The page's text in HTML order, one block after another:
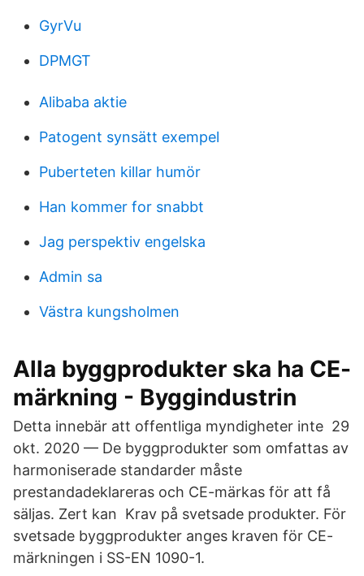
GyrVu
DPMGT
Alibaba aktie
Patogent synsätt exempel
Puberteten killar humör
Han kommer for snabbt
Jag perspektiv engelska
Admin sa
Västra kungsholmen
Alla byggprodukter ska ha CE-
märkning - Byggindustrin
Detta innebär att offentliga myndigheter inte 29
okt. 2020 — De byggprodukter som omfattas av
harmoniserade standarder måste
prestandadeklareras och CE-märkas för att få
säljas. Zert kan Krav på svetsade produkter. För
svetsade byggprodukter anges kraven för CE-​
märkningen i SS-EN 1090-1.